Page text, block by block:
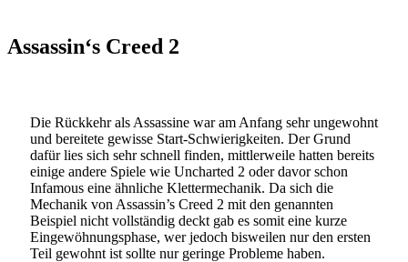
Assassin‘s Creed 2
Die Rückkehr als Assassine war am Anfang sehr ungewohnt
und bereitete gewisse Start-Schwierigkeiten. Der Grund
dafür lies sich sehr schnell finden, mittlerweile hatten bereits
einige andere Spiele wie Uncharted 2 oder davor schon
Infamous eine ähnliche Klettermechanik. Da sich die
Mechanik von Assassin’s Creed 2 mit den genannten
Beispiel nicht vollständig deckt gab es somit eine kurze
Eingewöhnungsphase, wer jedoch bisweilen nur den ersten
Teil gewohnt ist sollte nur geringe Probleme haben.